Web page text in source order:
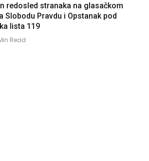
redosled stranaka na glasačkom
Slobodu Pravdu i Opstanak pod
lista 119
Read